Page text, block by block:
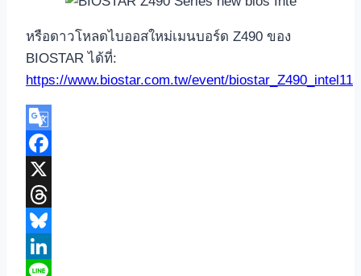
หรือดาวโหลดไบออสใหม่เมนบอร์ด Z490 ของ
BIOSTAR ได้ที่:
https://www.biostar.com.tw/event/biostar_Z490_intel11
Google
Translate
Facebook
X
Threads
Bluesky
LinkedIn